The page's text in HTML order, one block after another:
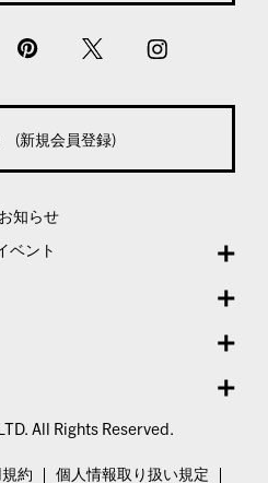
(新規会員登録)
知らせ
ベント
All Rights Reserved.
約 個人情報取り扱い規定